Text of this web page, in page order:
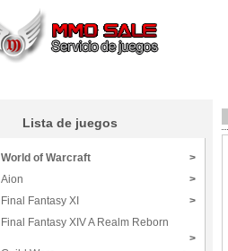
Lista de juegos
World of Warcraft
>
Aion
>
Final Fantasy XI
>
Final Fantasy XIV A Realm Reborn
>